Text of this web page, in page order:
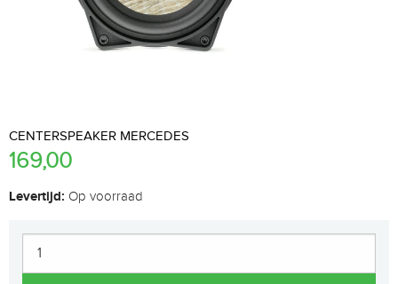
CENTERSPEAKER MERCEDES
169,00
Levertijd: Op voorraad